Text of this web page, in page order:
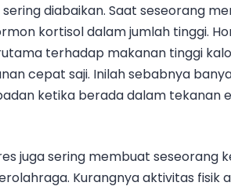
diabaikan. Saat seseorang
kortisol dalam jumlah tinggi.
terhadap makanan tinggi
cepat saji. Inilah sebabnya
ketika berada dalam tekanan
juga sering membuat seseorang
Kurangnya aktivitas fisik